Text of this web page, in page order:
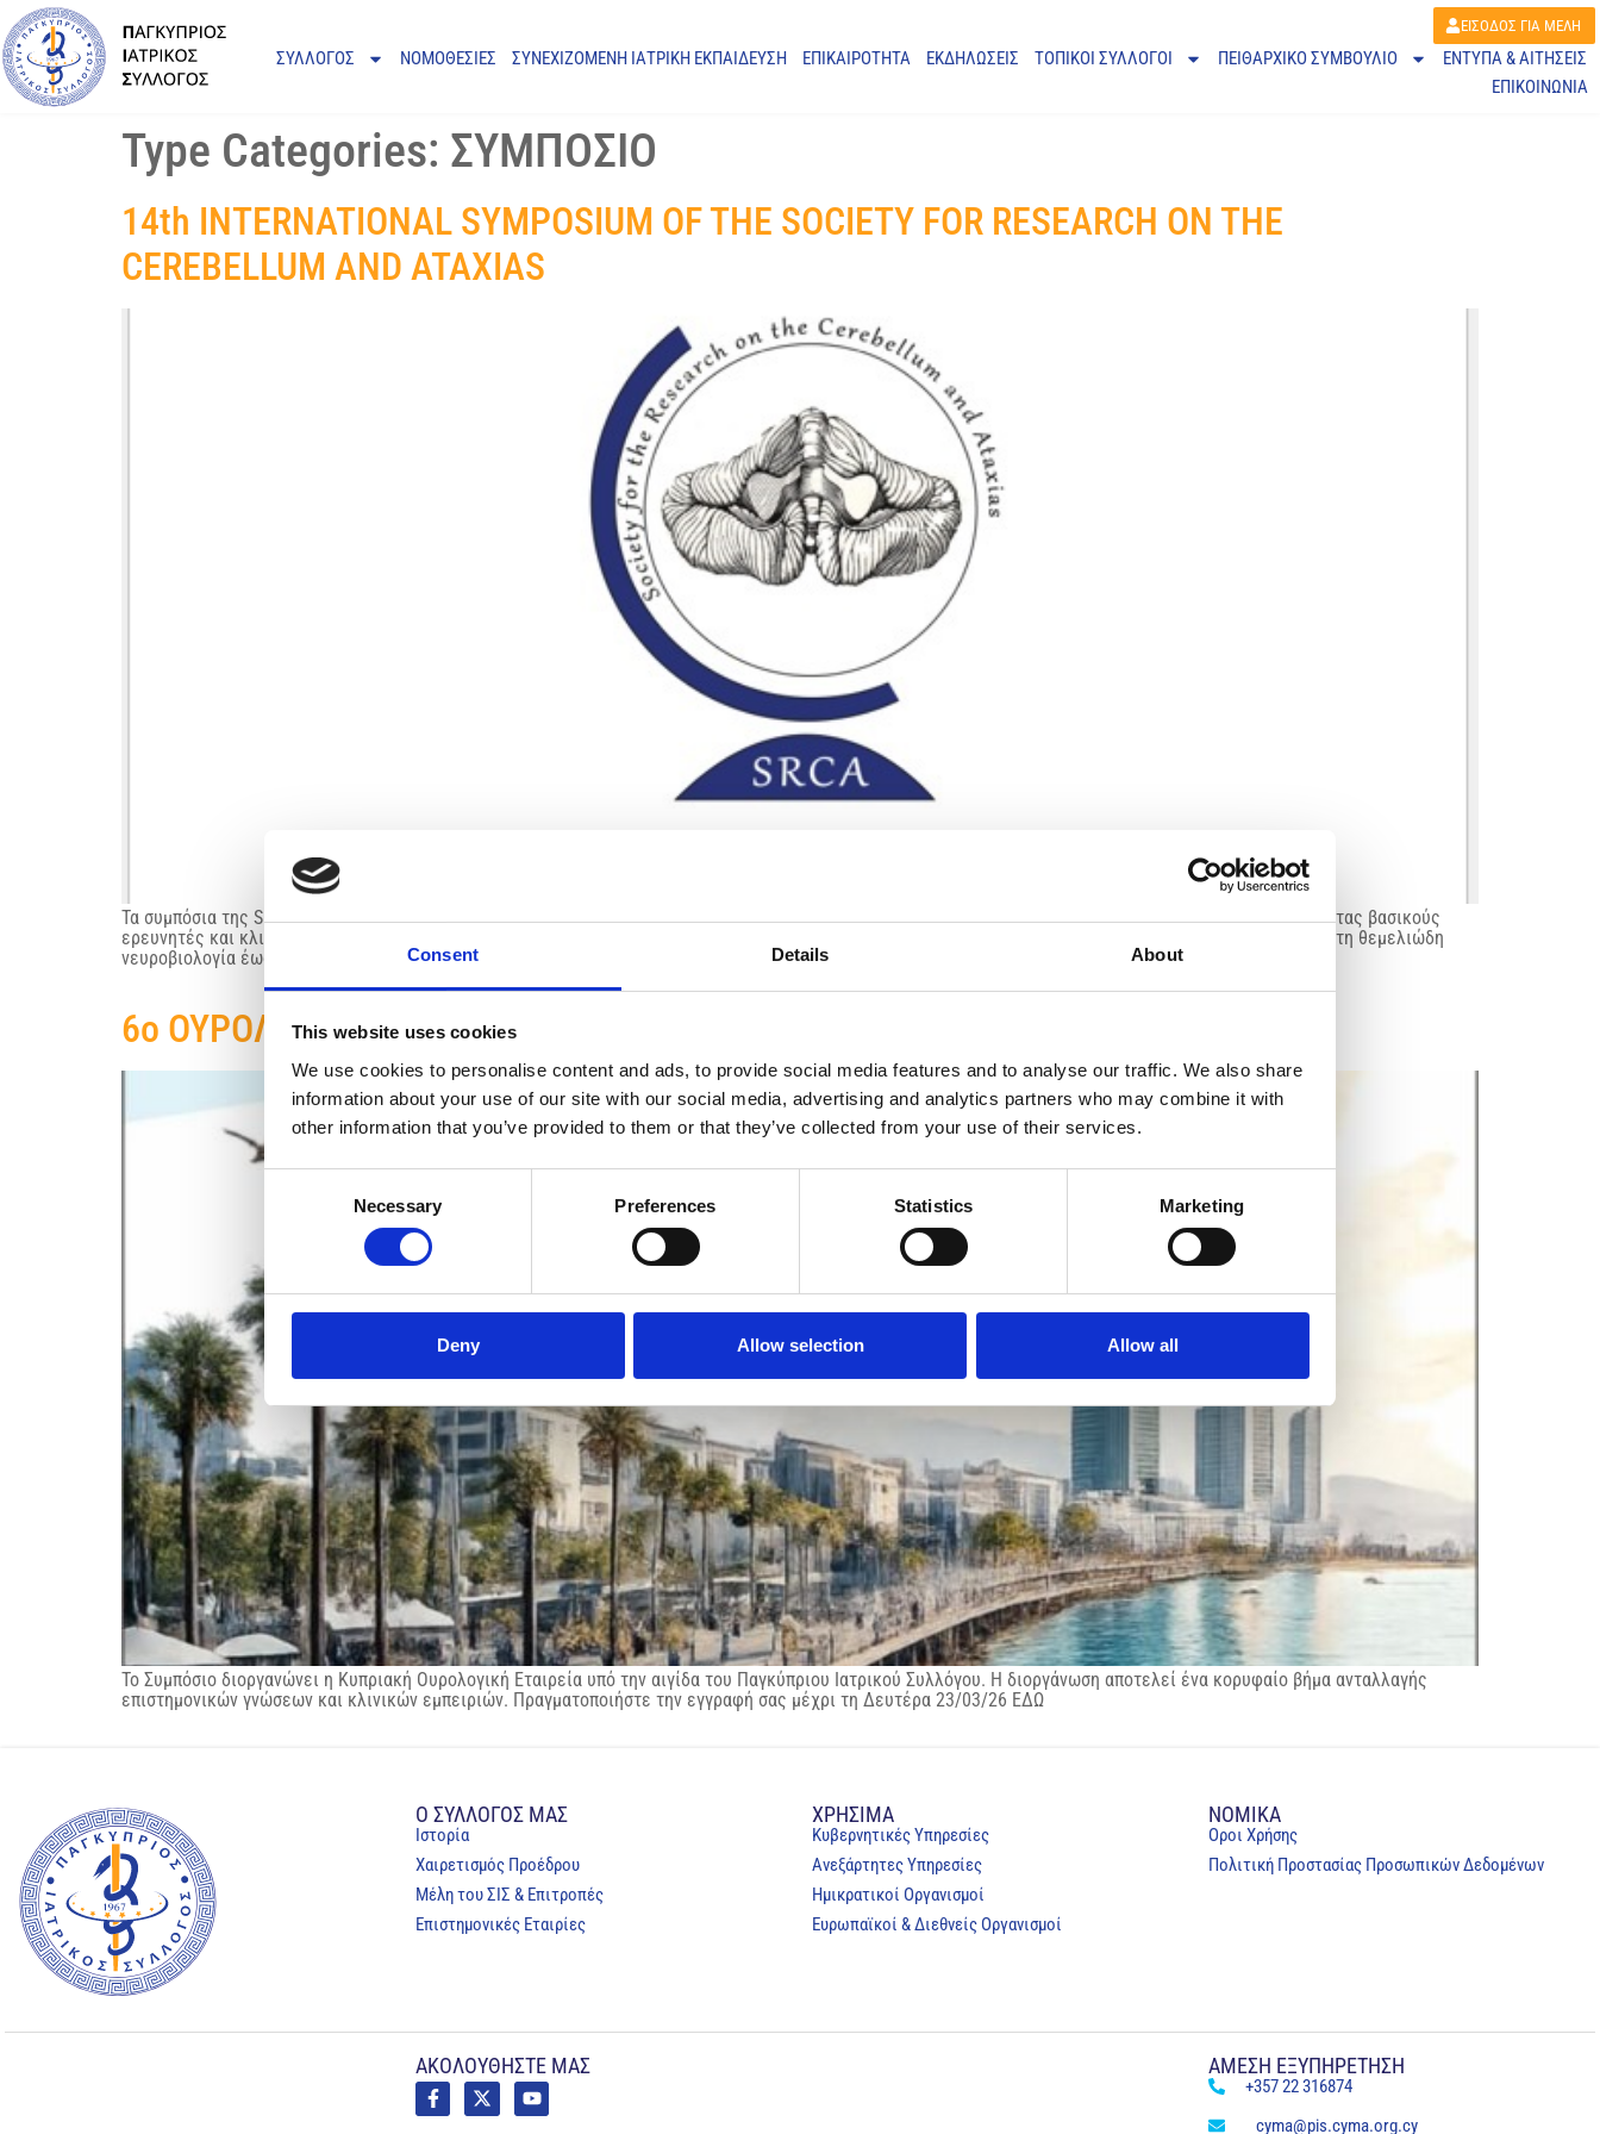
Consent Details About
This website uses cookies
We use cookies to personalise content and ads, to provide social media features and to analyse our traffic. We also share
information about your use of our site with our social media, advertising and analytics partners who may combine it with
other information that you’ve provided to them or that they’ve collected from your use of their services.
Necessary Preferences Statistics Marketing
Deny Allow selection Allow all
ΕΙΣΟΔΟΣ ΓΙΑ ΜΕΛΗ
ΣΥΛΛΟΓΟΣ ΝΟΜΟΘΕΣΙΕΣ ΣΥΝΕΧΙΖΟΜΕΝΗ ΙΑΤΡΙΚΗ ΕΚΠΑΙΔΕΥΣΗ ΕΠΙΚΑΙΡΟΤΗΤΑ ΕΚΔΗΛΩΣΕΙΣ ΤΟΠΙΚΟΙ ΣΥΛΛΟΓΟΙ ΠΕΙΘΑΡΧΙΚΌ ΣΥΜΒΟΎΛΙΟ
ΕΝΤΥΠΑ & ΑΙΤΗΣΕΙΣ
ΕΠΙΚΟΙΝΩΝΙΑ
Type Categories: ΣΥΜΠΟΣΙΟ
14th INTERNATIONAL SYMPOSIUM OF THE SOCIETY FOR RESEARCH ON THE
CEREBELLUM AND ATAXIAS
Τα συμπόσια της SRCA έχουν καθιερωθεί ως κορυφαίες διεθνείς επιστημονικές συναντήσεις στον τομέα της έρευνας της παρεγκεφαλίδας, συγκεντρώνοντας βασικούς
ερευνητές και κλινικούς ιατρούς από όλο τον κόσμο. Το επιστημονικό τους πρόγραμμα καλύπτει όλο το φάσμα της έρευνας στον τομέα των αταξιών— από τη θεμελιώδη
νευροβιολογία έως τις σύγχρονες κλινικές μελέτες. Το συνέδριο του 2026 φιλοδοξεί […]
6ο ΟΥΡΟΛΟΓΙΚΟ ΣΥΜΠΟΣΙΟ
Το Συμπόσιο διοργανώνει η Κυπριακή Ουρολογική Εταιρεία υπό την αιγίδα του Παγκύπριου Ιατρικού Συλλόγου. Η διοργάνωση αποτελεί ένα κορυφαίο βήμα ανταλλαγής
επιστημονικών γνώσεων και κλινικών εμπειριών. Πραγματοποιήστε την εγγραφή σας μέχρι τη Δευτέρα 23/03/26 ΕΔΩ
Ο ΣΥΛΛΟΓΟΣ ΜΑΣ
Ιστορία
Χαιρετισμός Προέδρου
Μέλη του ΣΙΣ & Επιτροπές
Επιστημονικές Εταιρίες
ΧΡΗΣΙΜΑ
Κυβερνητικές Υπηρεσίες
Ανεξάρτητες Υπηρεσίες
Ημικρατικοί Οργανισμοί
Ευρωπαϊκοί & Διεθνείς Οργανισμοί
NOMIKA
Oροι Χρήσης
Πολιτική Προστασίας Προσωπικών Δεδομένων
ΑΚΟΛΟΥΘΗΣΤΕ ΜΑΣ ΑΜΕΣΗ ΕΞΥΠΗΡΕΤΗΣΗ
+357 22 316874
cyma@pis.cyma.org.cy